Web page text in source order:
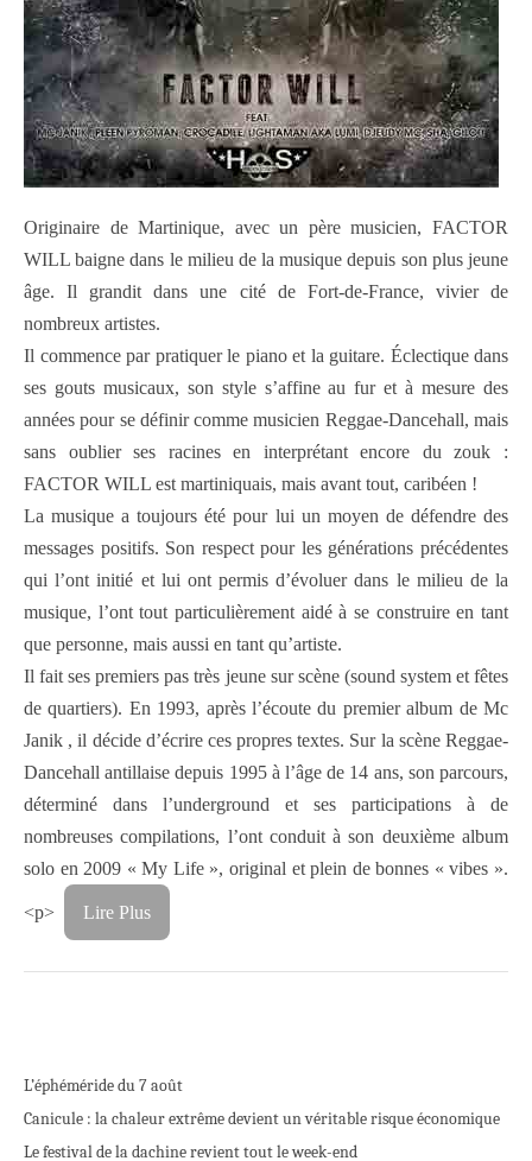
Originaire de Martinique, avec un père musicien, FACTOR
WILL baigne dans le milieu de la musique depuis son plus jeune
âge. Il grandit dans une cité de Fort-de-France, vivier de
nombreux artistes.
Il commence par pratiquer le piano et la guitare. Éclectique dans
ses gouts musicaux, son style s’affine au fur et à mesure des
années pour se définir comme musicien Reggae-Dancehall, mais
sans oublier ses racines en interprétant encore du zouk :
FACTOR WILL est martiniquais, mais avant tout, caribéen !
La musique a toujours été pour lui un moyen de défendre des
messages positifs. Son respect pour les générations précédentes
qui l’ont initié et lui ont permis d’évoluer dans le milieu de la
musique, l’ont tout particulièrement aidé à se construire en tant
que personne, mais aussi en tant qu’artiste.
Il fait ses premiers pas très jeune sur scène (sound system et fêtes
de quartiers). En 1993, après l’écoute du premier album de Mc
Janik , il décide d’écrire ces propres textes. Sur la scène Reggae-
Dancehall antillaise depuis 1995 à l’âge de 14 ans, son parcours,
déterminé dans l’underground et ses participations à de
nombreuses compilations, l’ont conduit à son deuxième album
solo en 2009 « My Life », original et plein de bonnes « vibes ».
<p> Lire Plus
L’éphéméride du 7 août
Canicule : la chaleur extrême devient un véritable risque économique
Le festival de la dachine revient tout le week-end